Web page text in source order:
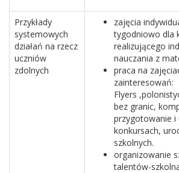
Przykłady
systemowych
działań na rzecz
uczniów
zdolnych
zajęcia
tygodniowo dla
realizującego
nauczania z
praca na
zainteresowań:
Flyers
bez granic,
przygotowanie i
konkursach,
szkolnych.
organizowanie
talentów-